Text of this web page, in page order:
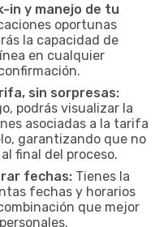
in y manejo de tu
oportunas
la capacidad de
en cualquier
sin sorpresas:
podrás visualizar la
asociadas a la tarifa
garantizando que no
final del proceso.
fechas: Tienes la
fechas y horarios
que mejor